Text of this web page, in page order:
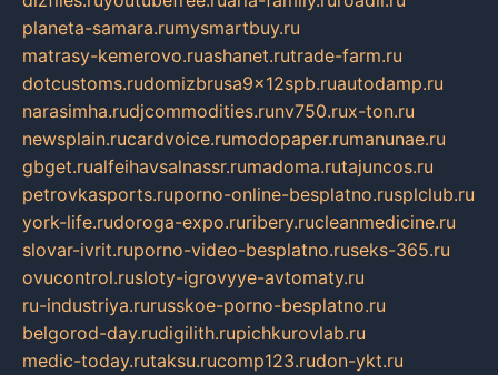
planeta-samara.rumysmartbuy.ru
matrasy-kemerovo.ruashanet.rutrade-farm.ru
dotcustoms.rudomizbrusa9x12spb.ruautodamp.ru
narasimha.rudjcommodities.runv750.rux-ton.ru
newsplain.rucardvoice.rumodopaper.rumanunae.ru
gbget.rualfeihavsalnassr.rumadoma.rutajuncos.ru
petrovkasports.ruporno-online-besplatno.rusplclub.ru
york-life.rudoroga-expo.ruribery.rucleanmedicine.ru
slovar-ivrit.ruporno-video-besplatno.ruseks-365.ru
ovucontrol.rusloty-igrovyye-avtomaty.ru
ru-industriya.rurusskoe-porno-besplatno.ru
belgorod-day.rudigilith.rupichkurovlab.ru
medic-today.rutaksu.rucomp123.rudon-ykt.ru